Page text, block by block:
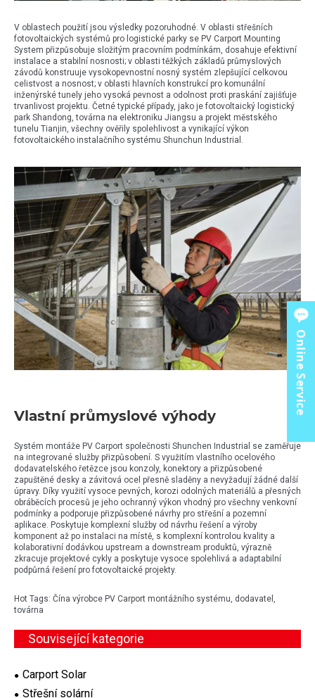
V oblastech použití jsou výsledky pozoruhodné. V oblasti střešních
fotovoltaických systémů pro logistické parky se PV Carport Mounting
System přizpůsobuje složitým pracovním podmínkám, dosahuje efektivní
instalace a stabilní nosnosti; v oblasti těžkých základů průmyslových
závodů konstruuje vysokopevnostní nosný systém zlepšující celkovou
celistvost a nosnost; v oblasti hlavních konstrukcí pro komunální
inženýrské tunely jeho vysoká pevnost a odolnost proti praskání zajišťuje
trvanlivost projektu. Četné typické případy, jako je fotovoltaický logistický
park Shandong, továrna na elektroniku Jiangsu a projekt městského
tunelu Tianjin, všechny ověřily spolehlivost a vynikající výkon
fotovoltaického instalačního systému Shunchun Industrial.
Vlastní průmyslové výhody
Systém montáže PV Carport společnosti Shunchen Industrial se zaměřuje
na integrované služby přizpůsobení. S využitím vlastního ocelového
dodavatelského řetězce jsou konzoly, konektory a přizpůsobené
zapuštěné desky a závitová ocel přesně sladěny a nevyžadují žádné další
úpravy. Díky využití vysoce pevných, korozi odolných materiálů a přesných
obráběcích procesů je jeho ochranný výkon vhodný pro všechny venkovní
podmínky a podporuje přizpůsobené návrhy pro střešní a pozemní
aplikace. Poskytuje komplexní služby od návrhu řešení a výroby
komponent až po instalaci na místě, s komplexní kontrolou kvality a
kolaborativní dodávkou upstream a downstream produktů, výrazně
zkracuje projektové cykly a poskytuje vysoce spolehlivá a adaptabilní
podpůrná řešení pro fotovoltaické projekty.
Hot Tags: Čína výrobce PV Carport montážního systému, dodavatel,
továrna
Související kategorie
Carport Solar
Střešní solární
Online Service